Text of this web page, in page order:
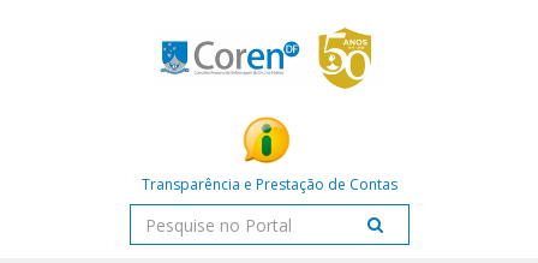
Transparência e Prestação de Contas